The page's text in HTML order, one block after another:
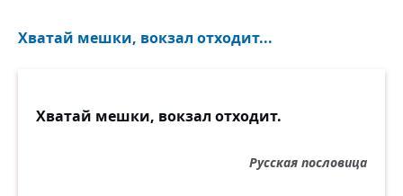
Хватай мешки, вокзал отходит...
Хватай мешки, вокзал отходит.
Русская пословица